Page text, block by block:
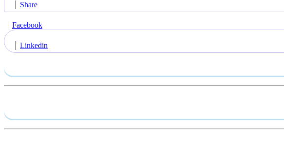
Share
Facebook
Linkedin